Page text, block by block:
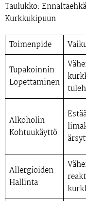
Taulukko:
Kurkkukipuun
Toimenpide
Tupakoinnin
Lopettaminen
Alkoholin
Kohtuukäyttö
Allergioiden
Hallinta